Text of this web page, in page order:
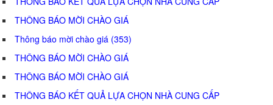
THÔNG BÁO MỜI CHÀO GIÁ
Thông báo mời chào giá (353)
THÔNG BÁO MỜI CHÀO GIÁ
THÔNG BÁO MỜI CHÀO GIÁ
THÔNG BÁO KẾT QUẢ LỰA CHỌN NHÀ CUNG CẤP